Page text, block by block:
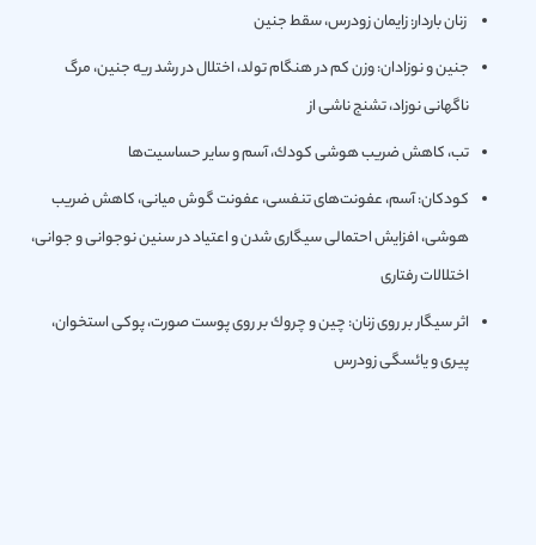
زنان باردار: زایمان زودرس، سقط جنین
جنین و نوزادان: وزن كم در هنگام تولد، اختلال در رشد ریه جنين، مرگ
ناگهانی نوزاد، تشنج ناشی از
تب، كاهش ضريب هوشی كودك، آسم و ساير حساسيت‌ها
كودكان: آسم، عفونت‌های تنفسی، عفونت گوش میانی، كاهش ضريب
هوشی، افزايش احتمالی سيگاری شدن و اعتياد در سنين نوجوانی و جوانی،
اختلالات رفتاری
اثر سيگار بر روی زنان: چين و چروك بر روی پوست صورت، پوكی استخوان،
پيری و يائسگی زودرس